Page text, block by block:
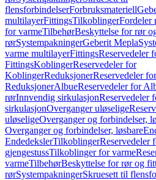
flensforbindelserForbruksmateriell
multilayerFittingsTilkoblingerFordeler
for varmeTilbehørBeskyttelse for rør
rørSystempakningerGeberit Mepla
varme multilayerFittingsReservedeler
FittingsKoblingerReservedeler for
KoblingerReduksjonerReservedeler for
ReduksjonerAlbueReservedeler for
rørInnvendig sirkulasjonReservedeler
sirkulasjonOverganger uløselige
uløseligeOverganger og forbindelser,
Overganger og forbindelser, løsbare
EndedekslerTilkoblingerReservedeler
gjengestussTilkoblinger for varme
varmeTilbehørBeskyttelse for rør og
rørSystempakningerSkruesett til